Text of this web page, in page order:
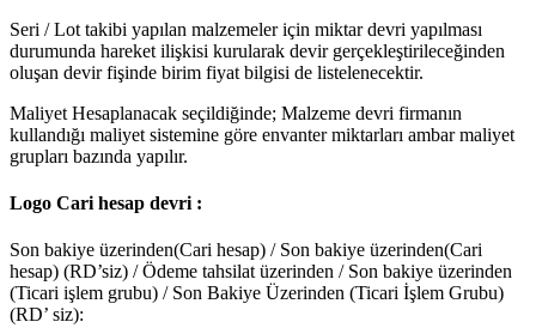
Seri / Lot takibi yapılan malzemeler için miktar devri yapılması
durumunda hareket ilişkisi kurularak devir gerçekleştirileceğinden
oluşan devir fişinde birim fiyat bilgisi de listelenecektir.
Maliyet Hesaplanacak seçildiğinde; Malzeme devri firmanın
kullandığı maliyet sistemine göre envanter miktarları ambar maliyet
grupları bazında yapılır.
Logo Cari hesap devri :
Son bakiye üzerinden(Cari hesap) / Son bakiye üzerinden(Cari
hesap) (RD’siz) / Ödeme tahsilat üzerinden / Son bakiye üzerinden
(Ticari işlem grubu) / Son Bakiye Üzerinden (Ticari İşlem Grubu)
(RD’ siz):